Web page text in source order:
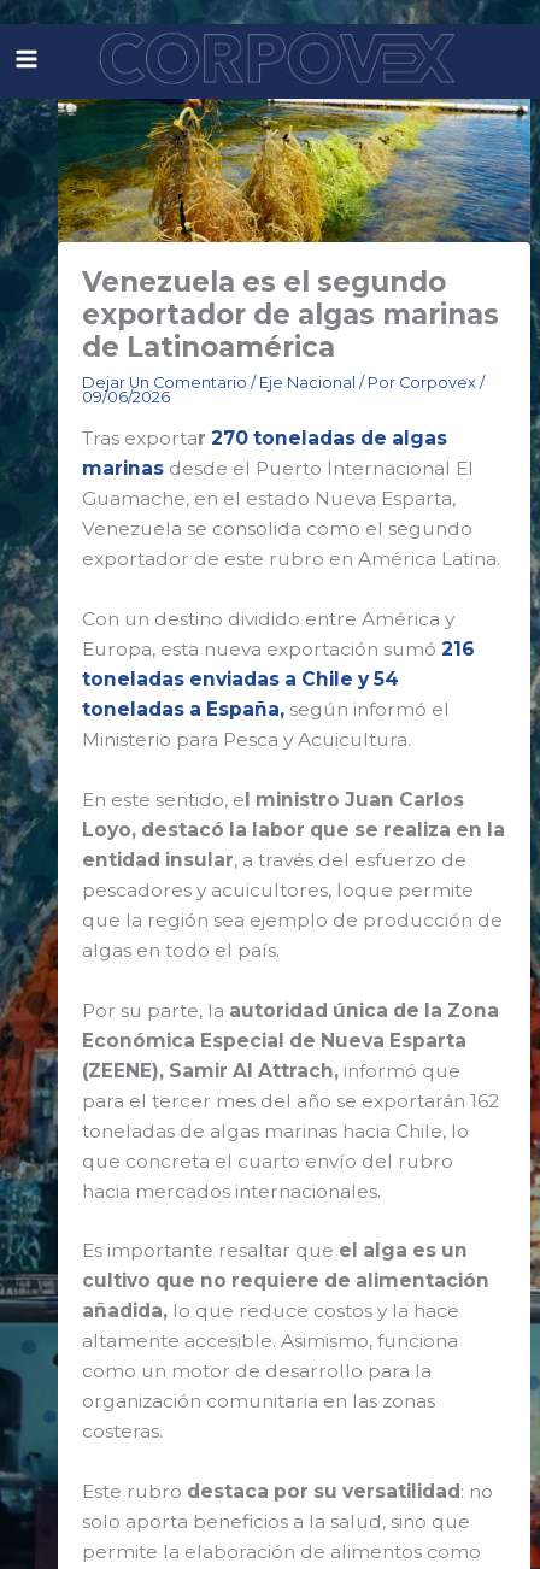
contenido
Venezuela es el segundo
exportador de algas marinas
de Latinoamérica
Dejar Un Comentario / Eje Nacional / Por Corpovex/
09/06/2026
Tras exportar270 toneladas de algas
marinas desde el Puerto Internacional El
Guamache, en el estado Nueva Esparta,
Venezuela se consolida como el segundo
exportador de este rubro en América Latina.
Con un destino dividido entre América y
Europa, esta nueva exportación sumó 216
toneladas enviadas a Chile y 54
toneladas a España, según informó el
Ministerio para Pesca y Acuicultura.
En este sentido, el ministro Juan Carlos
Loyo, destacó la labor que se realiza en la
entidad insular, a través del esfuerzo de
pescadores y acuicultores, loque permite
que la región sea ejemplo de producción de
algas en todo el país.
Por su parte, la autoridad única de la Zona
Económica Especial de Nueva Esparta
(ZEENE), Samir Al Attrach, informó que
para el tercer mes del año se exportarán 162
toneladas de algas marinas hacia Chile, lo
que concreta el cuarto envío del rubro
hacia mercados internacionales.
Es importante resaltar que el alga es un
cultivo que no requiere de alimentación
añadida, lo que reduce costos y la hace
altamente accesible. Asimismo, funciona
como un motor de desarrollo para la
organización comunitaria en las zonas
costeras.
Este rubro destaca por su versatilidad : no
solo aporta beneficios a la salud, sino que
permite la elaboración de alimentos como